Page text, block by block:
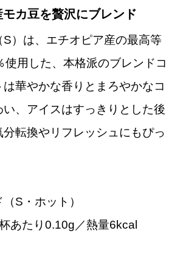
カ豆を贅沢にブレンド
S）は、エチオピア産の最高等
使用した、本格派のブレンドコ
華やかな香りとまろやかなコ
い、アイスはすっきりとした後
分転換やリフレッシュにもぴっ
S・ホット）
あたり0.10g／熱量6kcal